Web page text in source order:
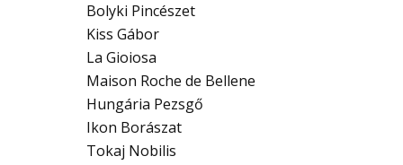
Bolyki Pincészet
Kiss Gábor
La Gioiosa
Maison Roche de Bellene
Hungária Pezsgő
Ikon Borászat
Tokaj Nobilis